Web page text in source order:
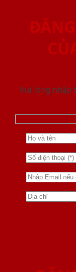
Vui lòng nhập